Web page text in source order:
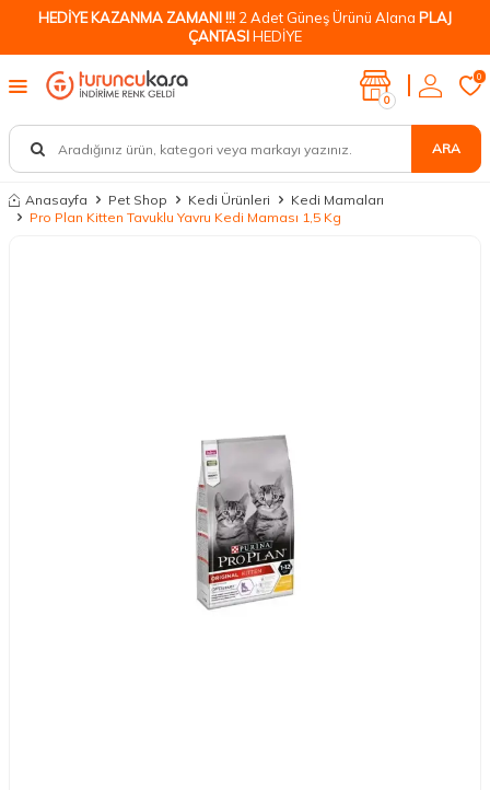
HEDİYE KAZANMA ZAMANI !!! 2 Adet Güneş Ürünü Alana PLAJ
ÇANTASIHEDİYE
ARA
0
0
Anasayfa Pet Shop Kedi Ürünleri
Kedi Mamaları
Pro Plan Kitten Tavuklu Yavru Kedi Maması 1,5 Kg